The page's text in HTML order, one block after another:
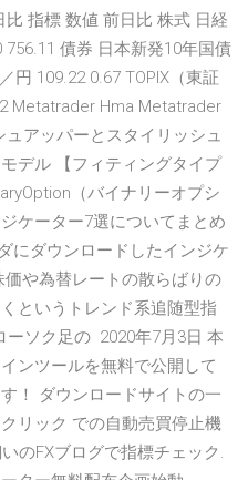
指標 数値 前日比 株式 日経
債券 日本新発10年国債
円 109.22 0.67 TOPIX（東証
Metatrader Hma Metatrader
アッパーとスタイリッシュ
デル 【フィティングタイプ
（バイナリーオプシ
ケーター7選についてまとめ
にダウンロードしたインジケ
や為替レートの散らばりの
というトレンド系追随型指
ソク足の 2020年7月3日 本
ンツールを無料で公開して
！ ダウンロードサイトの一
リック での自動売買停止機
のFXブログで指標チェック.